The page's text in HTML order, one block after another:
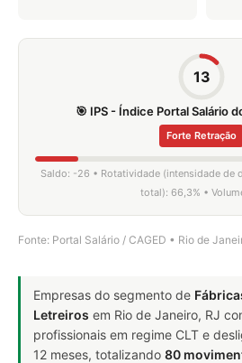
13
🎯 IPS - Índice Portal Salário
Forte Retração
Saldo: -26 • Rotatividade (intensidade de
total): 66,3% •
Fonte: Portal Salário / CAGED • Rio de
Empresas do segmento de
Letreiros em Rio de Janeiro, RJ
profissionais em regime CLT e
12 meses, totalizando 80